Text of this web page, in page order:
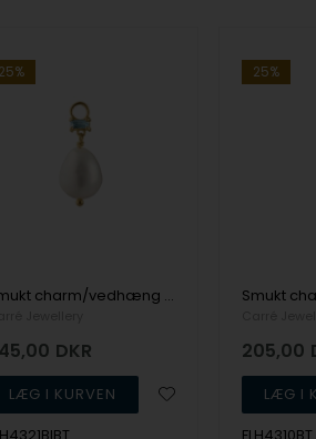
25%
Smukt charm/vedhæng med lille klar blå topas og barok ferskvandsperle. Kan bruges som vedhæng til både halskæde og øreringe. fra Carré
DKR
25%
205,00